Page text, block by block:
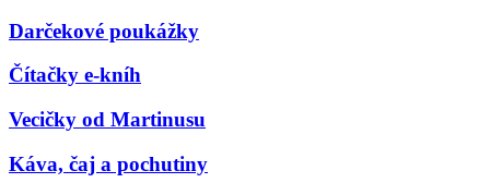
Darčekové poukážky
Čítačky e-kníh
Vecičky od Martinusu
Káva, čaj a pochutiny